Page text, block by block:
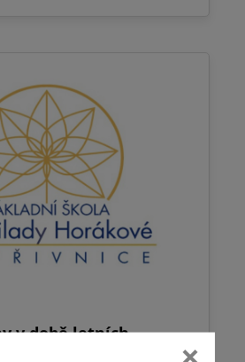
v době letních